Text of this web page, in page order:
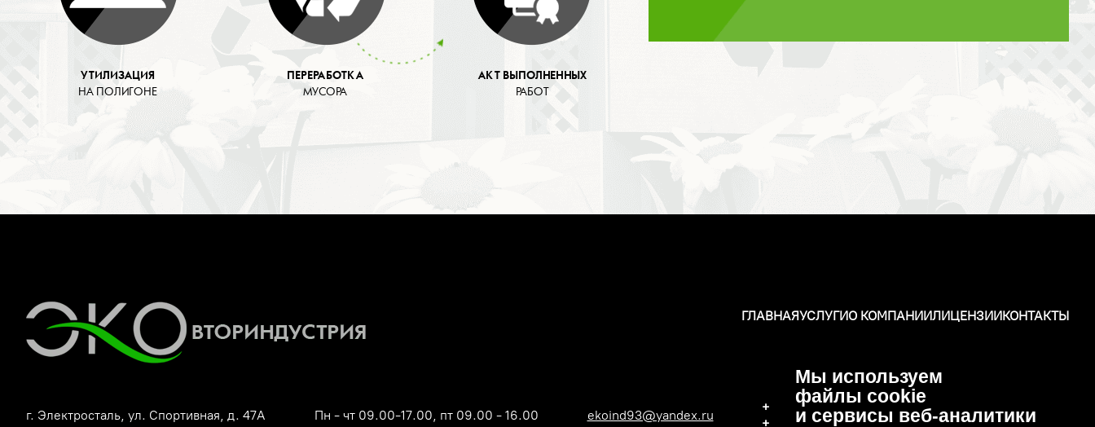
Мы используем
файлы cookie
и сервисы веб-аналитики
УТИЛИЗАЦИЯ
НА ПОЛИГОНЕ
ПЕРЕРАБОТКА
МУСОРА
АКТ ВЫПОЛНЕННЫХ
РАБОТ
ГЛАВНАЯУСЛУГИО КОМПАНИИЛИЦЕНЗИИКОНТАКТЫ
г. Электросталь, ул. Спортивная, д. 47А Пн - чт 09.00-17.00, пт 09.00 - 16.00 ekoind93@yandex.ru
+7 (496) 570-37-15
+7 (919) 776-04-79